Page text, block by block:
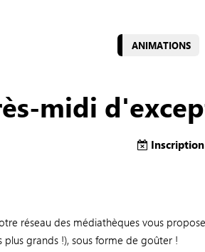
ANIMATIONS
midi
réseau des médiathèques vous
plus grands !), sous forme de goûter !